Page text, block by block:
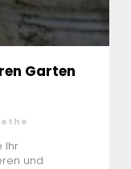
Garten
Ihr
und